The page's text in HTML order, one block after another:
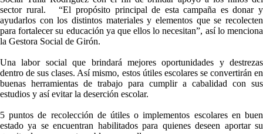
sector rural. “El propósito principal de esta campaña es donar y
ayudarlos con los distintos materiales y elementos que se recolecten
para fortalecer su educación ya que ellos lo necesitan”, así lo menciona
la Gestora Social de Girón.
Una labor social que brindará mejores oportunidades y destrezas
dentro de sus clases. Así mismo, estos útiles escolares se convertirán en
buenas herramientas de trabajo para cumplir a cabalidad con sus
estudios y así evitar la deserción escolar.
5 puntos de recolección de útiles o implementos escolares en buen
estado ya se encuentran habilitados para quienes deseen aportar su